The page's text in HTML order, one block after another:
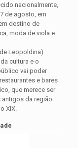
nacionalmente,
de agosto, em
destino de
moda de viola e
Leopoldina)
cultura e o
vai poder
e bares
que merece ser
da região
XIX.